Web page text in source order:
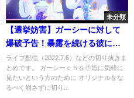
未分類
【選挙妨害】ガーシーに対して
爆破予告！暴露を続ける彼に危
険が迫る！まじで心配・・。妨
害動画付きです【東谷義和】
【ガーシー】【切り抜き】
ライブ配信（2022.7.6）などの切り抜きま
とめです。 ガーシーｃｈを手短に気軽に
見たいという方のために オリジナルをな
るべく崩さずに切り...